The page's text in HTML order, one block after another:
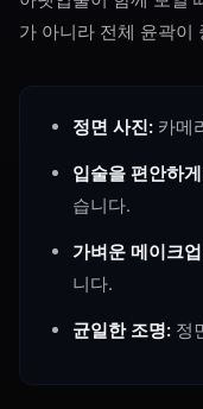
가 아니라 전체 윤곽이
정면 사진: 카메
입술을 편안하
습니다.
가벼운 메이크
니다.
균일한 조명: 정